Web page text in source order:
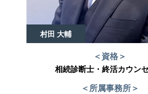
村田 大輔
＜資格＞
相続診断士・終活カウン
＜所属事務所＞